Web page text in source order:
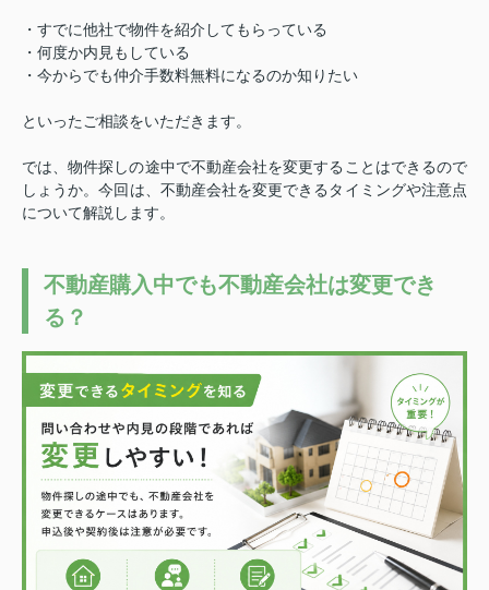
・すでに他社で物件を紹介してもらっている
・何度か内見もしている
・今からでも仲介手数料無料になるのか知りたい
といったご相談をいただきます。
では、物件探しの途中で不動産会社を変更することはできるので
しょうか。今回は、不動産会社を変更できるタイミングや注意点
について解説します。
不動産購入中でも不動産会社は変更でき
る？